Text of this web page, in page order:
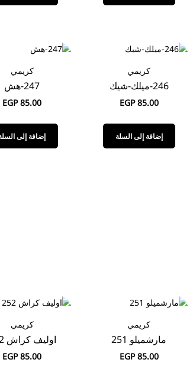
كريمي
246-ميلك-شيك
EGP85.00
إضافة إلى السلة
كريمي
247-هش
EGP85.00
إضافة إلى
كريمي
مارشميلو 251
EGP85.00
كريمي
اوليف كراش 252
EGP85.00